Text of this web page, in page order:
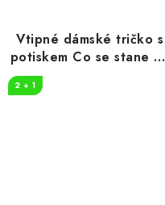
Vtipné dámské tričko s
potiskem Co se stane na
2 + 1